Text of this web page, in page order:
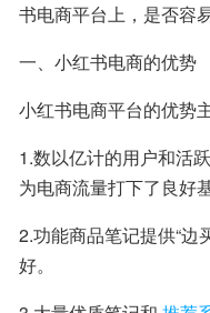
书电商平台上，是否容
一、小红书电商的优势
小红书电商平台的优势
1.数以亿计的用户和活
为电商流量打下了良好基
2.功能商品笔记提供“边
好。